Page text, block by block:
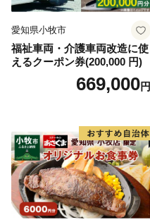
愛知県小牧市
福祉車両・介護車両改造に使
えるクーポン券(200,000 円)
669,000円